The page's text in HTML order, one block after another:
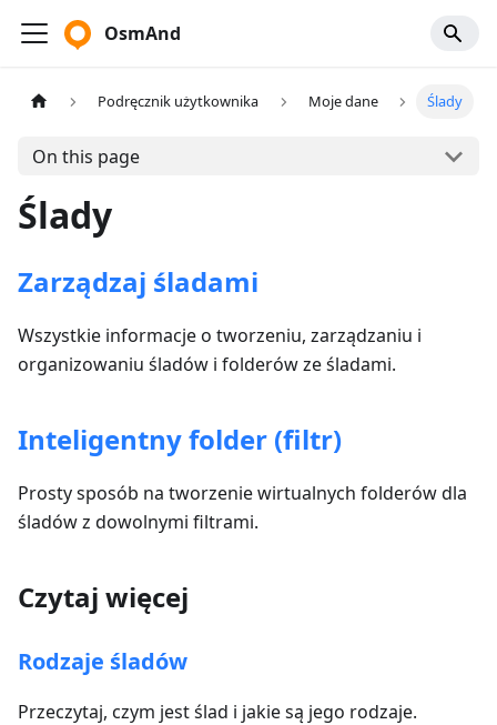
OsmAnd
Podręcznik użytkownika Moje dane Ślady
On this page
Ślady
Zarządzaj śladami
Wszystkie informacje o tworzeniu, zarządzaniu i
organizowaniu śladów i folderów ze śladami.
Inteligentny folder (filtr)
Prosty sposób na tworzenie wirtualnych folderów dla
śladów z dowolnymi filtrami.
Czytaj więcej
Rodzaje śladów
Przeczytaj, czym jest ślad i jakie są jego rodzaje.